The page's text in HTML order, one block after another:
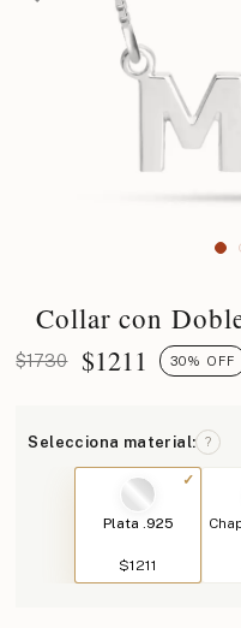
Collar con
$1730 $1211 30% OFF
Selecciona material: ?
Plata .925
$1211